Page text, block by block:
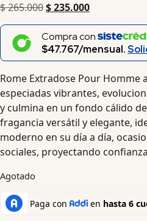
$265.000$235.000
Compra con
$47.767/mensual.
Rome Extradose Pour Homme
especiadas vibrantes,
y culmina en un fondo cálido
fragancia versátil y elegante,
moderno en su día a día,
sociales, proyectando
Agotado